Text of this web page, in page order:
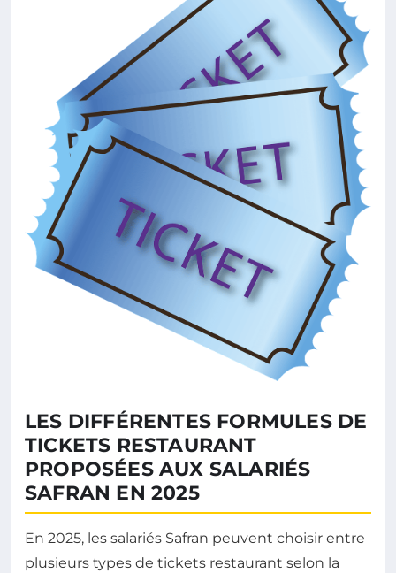
LES DIFFÉRENTES FORMULES DE
TICKETS RESTAURANT
PROPOSÉES AUX SALARIÉS
SAFRAN EN 2025
En 2025, les salariés Safran peuvent choisir entre
plusieurs types de tickets restaurant selon la